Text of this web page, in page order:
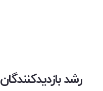
رشد بازدیدکنندگان